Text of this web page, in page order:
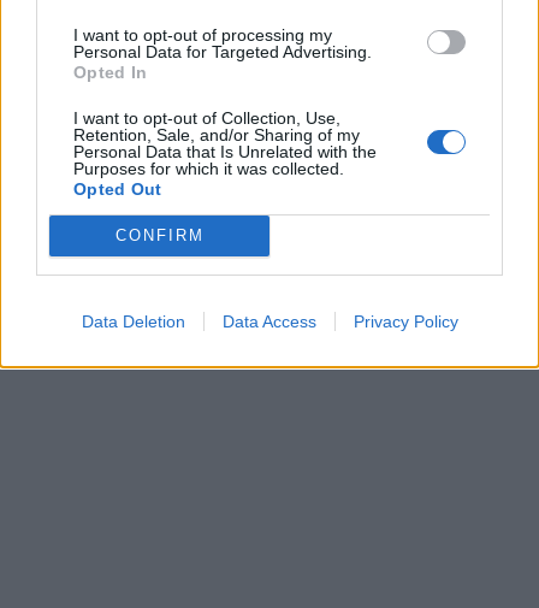
I want to opt-out of processing my
Personal Data for Targeted Advertising.
Opted In
I want to opt-out of Collection, Use,
Retention, Sale, and/or Sharing of my
Personal Data that Is Unrelated with the
Purposes for which it was collected.
Opted Out
CONFIRM
Data Deletion Data Access Privacy Policy